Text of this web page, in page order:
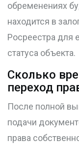
обременениях
находится в
Росреестра для
статуса объекта.
Сколько
переход
После полной
подачи
права